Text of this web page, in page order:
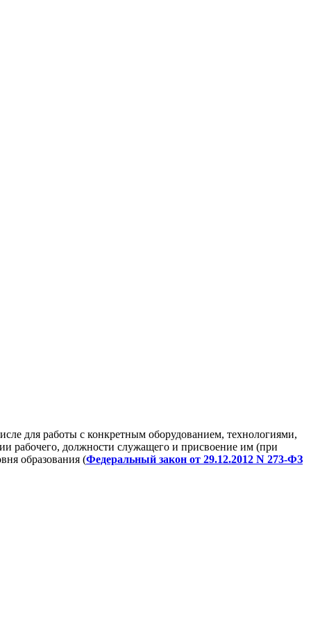
для работы с конкретным оборудованием, технологиями,
рабочего, должности служащего и присвоение им (при
образования (Федеральный закон от 29.12.2012 N 273-ФЗ